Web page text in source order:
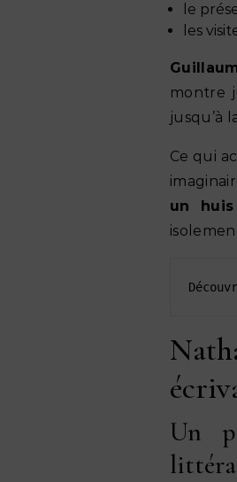
le
les
montre
jusqu’à
Ce qui
un
Un